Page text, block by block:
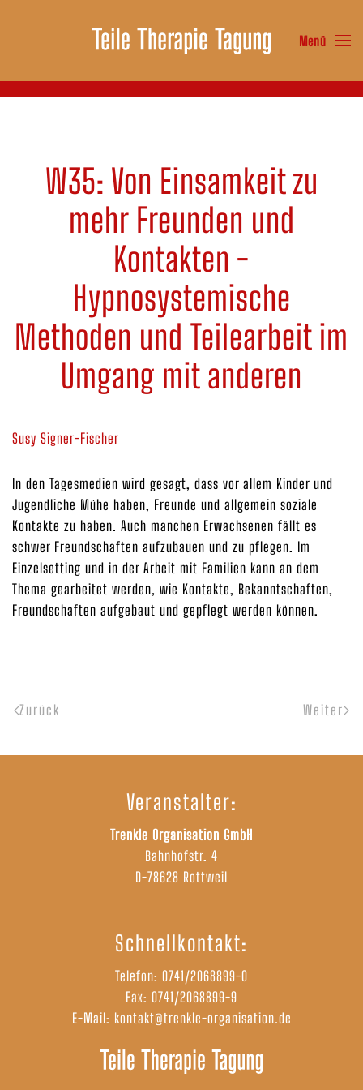
Zum Hauptinhalt springen Menü
W35: Von Einsamkeit zu
mehr Freunden und
Kontakten -
Hypnosystemische
Methoden und Teilearbeit im
Umgang mit anderen
Susy Signer-Fischer
In den Tagesmedien wird gesagt, dass vor allem Kinder und
Jugendliche Mühe haben, Freunde und allgemein soziale
Kontakte zu haben. Auch manchen Erwachsenen fällt es
schwer Freundschaften aufzubauen und zu pflegen. Im
Einzelsetting und in der Arbeit mit Familien kann an dem
Thema gearbeitet werden, wie Kontakte, Bekanntschaften,
Freundschaften aufgebaut und gepflegt werden können.
Zurück Weiter
Veranstalter:
Trenkle Organisation GmbH
Bahnhofstr. 4
D-78628 Rottweil
Schnellkontakt:
Telefon: 0741/2068899-0
Fax: 0741/2068899-9
E-Mail: kontakt@trenkle-organisation.de